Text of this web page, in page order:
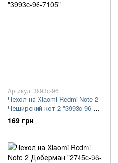
Артикул: 3993c-96
Чехол на Xiaomi Redmi Note 2
Чеширский кот 2 "3993c-96-
7105"
169 грн